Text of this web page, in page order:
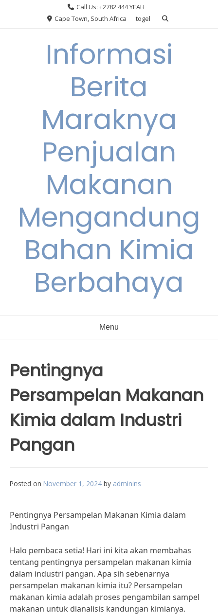
Call Us: +2782 444 YEAH
Cape Town, South Africa
togel
Informasi
Berita
Maraknya
Penjualan
Makanan
Mengandung
Bahan Kimia
Berbahaya
Menu
Pentingnya
Persampelan Makanan
Kimia dalam Industri
Pangan
Posted on November 1, 2024 by adminins
Pentingnya Persampelan Makanan Kimia dalam
Industri Pangan
Halo pembaca setia! Hari ini kita akan membahas
tentang pentingnya persampelan makanan kimia
dalam industri pangan. Apa sih sebenarnya
persampelan makanan kimia itu? Persampelan
makanan kimia adalah proses pengambilan sampel
makanan untuk dianalisis kandungan kimianya.